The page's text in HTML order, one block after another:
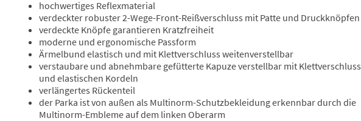
hochwertiges Reflexmaterial
verdeckter robuster 2-Wege-Front-Reißverschluss mit Patte und Druckknöpfen
verdeckte Knöpfe garantieren Kratzfreiheit
moderne und ergonomische Passform
Ärmelbund elastisch und mit Klettverschluss weitenverstellbar
verstaubare und abnehmbare gefütterte Kapuze verstellbar mit Klettverschluss
und elastischen Kordeln
verlängertes Rückenteil
der Parka ist von außen als Multinorm-Schutzbekleidung erkennbar durch die
Multinorm-Embleme auf dem linken Oberarm